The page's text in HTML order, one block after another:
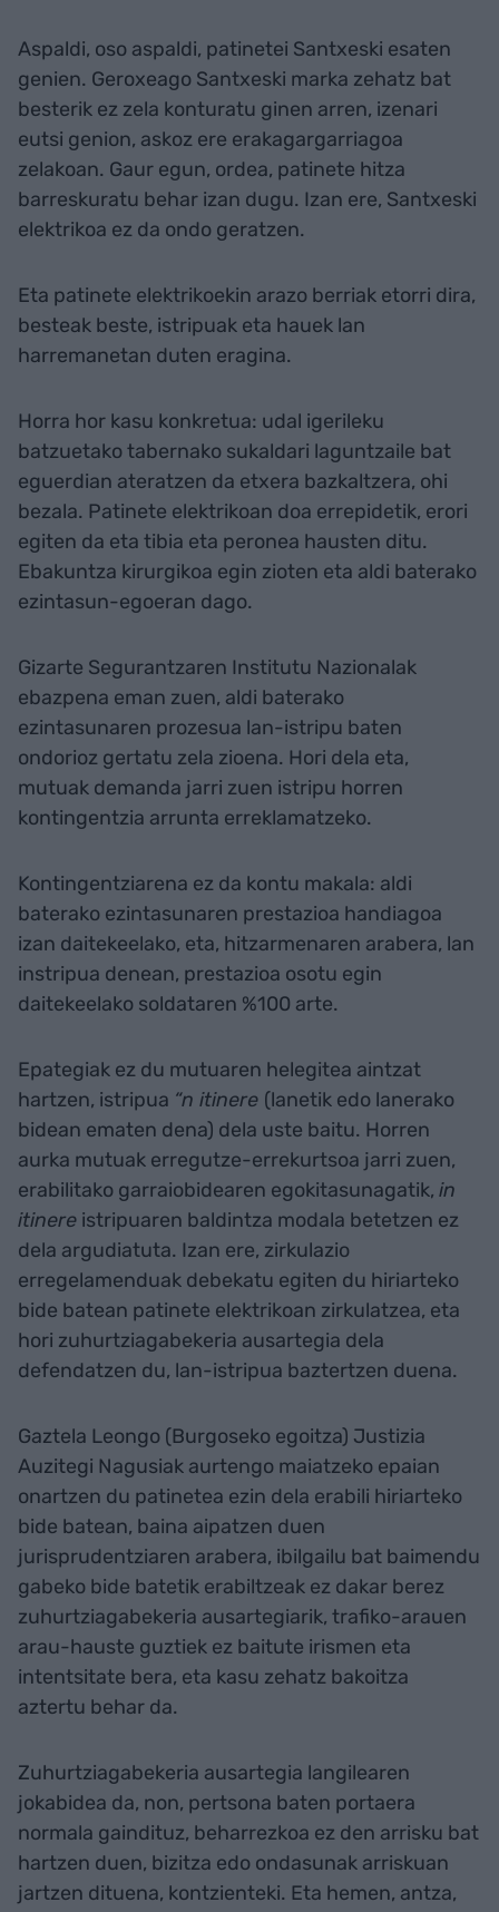
Aspaldi, oso aspaldi, patinetei Santxeski esaten
genien. Geroxeago Santxeski marka zehatz bat
besterik ez zela konturatu ginen arren, izenari
eutsi genion, askoz ere erakagargarriagoa
zelakoan. Gaur egun, ordea, patinete hitza
barreskuratu behar izan dugu. Izan ere, Santxeski
elektrikoa ez da ondo geratzen.
Eta patinete elektrikoekin arazo berriak etorri dira,
besteak beste, istripuak eta hauek lan
harremanetan duten eragina.
Horra hor kasu konkretua: udal igerileku
batzuetako tabernako sukaldari laguntzaile bat
eguerdian ateratzen da etxera bazkaltzera, ohi
bezala. Patinete elektrikoan doa errepidetik, erori
egiten da eta tibia eta peronea hausten ditu.
Ebakuntza kirurgikoa egin zioten eta aldi baterako
ezintasun-egoeran dago.
Gizarte Segurantzaren Institutu Nazionalak
ebazpena eman zuen, aldi baterako
ezintasunaren prozesua lan-istripu baten
ondorioz gertatu zela zioena. Hori dela eta,
mutuak demanda jarri zuen istripu horren
kontingentzia arrunta erreklamatzeko.
Kontingentziarena ez da kontu makala: aldi
baterako ezintasunaren prestazioa handiagoa
izan daitekeelako, eta, hitzarmenaren arabera, lan
instripua denean, prestazioa osotu egin
daitekeelako soldataren %100 arte.
Epategiak ez du mutuaren helegitea aintzat
hartzen, istripua “n itinere (lanetik edo lanerako
bidean ematen dena) dela uste baitu. Horren
aurka mutuak erregutze-errekurtsoa jarri zuen,
erabilitako garraiobidearen egokitasunagatik, in
itinere istripuaren baldintza modala betetzen ez
dela argudiatuta. Izan ere, zirkulazio
erregelamenduak debekatu egiten du hiriarteko
bide batean patinete elektrikoan zirkulatzea, eta
hori zuhurtziagabekeria ausartegia dela
defendatzen du, lan-istripua baztertzen duena.
Gaztela Leongo (Burgoseko egoitza) Justizia
Auzitegi Nagusiak aurtengo maiatzeko epaian
onartzen du patinetea ezin dela erabili hiriarteko
bide batean, baina aipatzen duen
jurisprudentziaren arabera, ibilgailu bat baimendu
gabeko bide batetik erabiltzeak ez dakar berez
zuhurtziagabekeria ausartegiarik, trafiko-arauen
arau-hauste guztiek ez baitute irismen eta
intentsitate bera, eta kasu zehatz bakoitza
aztertu behar da.
Zuhurtziagabekeria ausartegia langilearen
jokabidea da, non, pertsona baten portaera
normala gaindituz, beharrezkoa ez den arrisku bat
hartzen duen, bizitza edo ondasunak arriskuan
jartzen dituena, kontzienteki. Eta hemen, antza,